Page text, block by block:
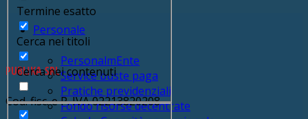
Personale
PersonalmEnte
Service buste paga
Pratiche previdenziali
Fondo risorse decentrate
Termine esatto
Cerca nei titoli
Cerca nei contenuti
PUBLIKA SRL
Cod. fisc. e P. IVA 02213820208